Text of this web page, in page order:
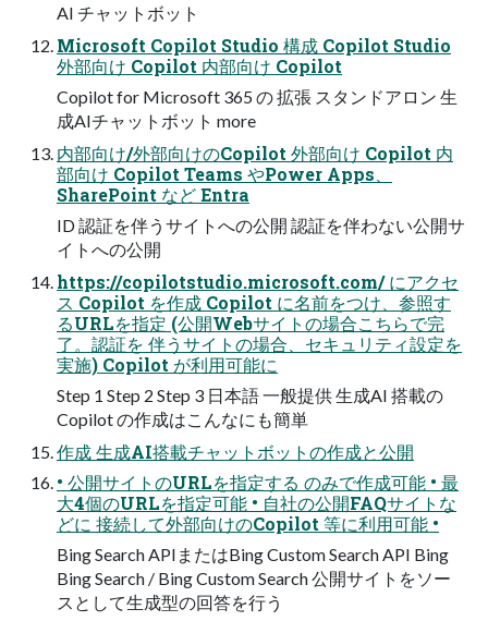
AI チャットボット
Microsoft Copilot Studio 構成 Copilot Studio
外部向け Copilot 内部向け Copilot
Copilot for Microsoft 365 の 拡張 スタンドアロン 生
成AIチャットボット more
内部向け/外部向けのCopilot 外部向け Copilot 内
部向け Copilot Teams やPower Apps、
SharePoint など Entra
ID 認証を伴うサイトへの公開 認証を伴わない公開サ
イトへの公開
https://copilotstudio.microsoft.com/ にアクセ
ス Copilot を作成 Copilot に名前をつけ、参照す
るURLを指定 (公開Webサイトの場合こちらで完
了。認証を 伴うサイトの場合、セキュリティ設定を
実施) Copilot が利用可能に
Step 1 Step 2 Step 3 日本語 一般提供 生成AI 搭載の
Copilot の作成はこんなにも簡単
作成 生成AI搭載チャットボットの作成と公開
• 公開サイトのURLを指定する のみで作成可能 • 最
大4個のURLを指定可能 • 自社の公開FAQサイトな
どに 接続して外部向けのCopilot 等に利用可能 •
Bing Search APIまたはBing Custom Search API Bing
Bing Search / Bing Custom Search 公開サイトをソー
スとして生成型の回答を行う